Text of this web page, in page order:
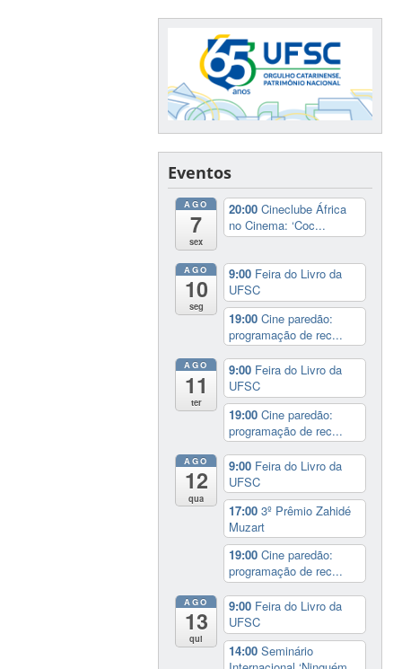
Eventos
AGO
7
sex
20:00Cineclube África
no Cinema: ‘Coc...
AGO
10
seg
9:00 Feira do Livro da
UFSC
19:00Cine paredão:
programação de rec...
AGO
11
ter
9:00 Feira do Livro da
UFSC
19:00Cine paredão:
programação de rec...
AGO
12
qua
9:00 Feira do Livro da
UFSC
17:003º Prêmio Zahidé
Muzart
19:00Cine paredão:
programação de rec...
AGO
13
qui
9:00 Feira do Livro da
UFSC
14:00Seminário